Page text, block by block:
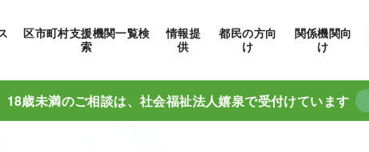
18歳未満のご相談は、社会福祉法人嬉泉で受付けています
区市町村支援機関一覧検
索
情報提
供
都民の方向
け
関係機関向
け